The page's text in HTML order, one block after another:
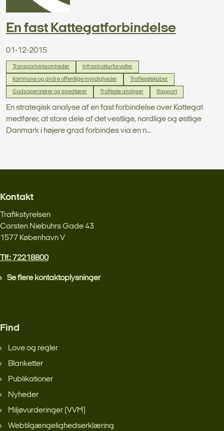
En fast Kattegatforbindelse
01-12-2015
Transportvirksomheder Infrastrukturforvalter
Kommune og andre offentlige myndigheder Trafikselskaber
Godsoperatører og speditører Trafikale analyser Rapport
En strategisk analyse af en fast forbindelse over Kattegat
medfører, at store dele af det vestlige, nordlige og østlige
Danmark i højere grad forbindes via en n...
Kontakt
Trafikstyrelsen
Carsten Niebuhrs Gade 43
1577 København V
Tlf.: 72218800
Se flere kontaktoplysninger
Find
Love og regler
Blanketter
Publikationer
Nyheder
Miljøvurderinger (VVM)
Webtilgængelighedserklæring